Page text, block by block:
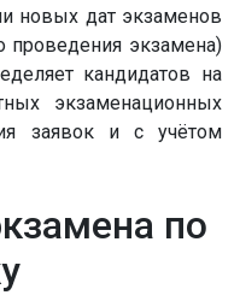
новых дат экзаменов
проведения экзамена)
кандидатов на
экзаменационных
заявок и с учётом
по